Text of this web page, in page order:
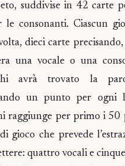
suddivise in 42 carte
le consonanti. Ciascun
dieci carte
una vocale o una
avrà trovato la
un punto per ogni
raggiunge per primo i 50
gioco che prevede
quattro vocali e